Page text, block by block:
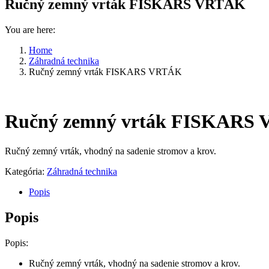
Ručný zemný vrták FISKARS VRTÁK
You are here:
Home
Záhradná technika
Ručný zemný vrták FISKARS VRTÁK
Ručný zemný vrták FISKARS
Ručný zemný vrták, vhodný na sadenie stromov a krov.
Kategória: Záhradná technika
Popis
Popis
Popis:
Ručný zemný vrták, vhodný na sadenie stromov a krov.